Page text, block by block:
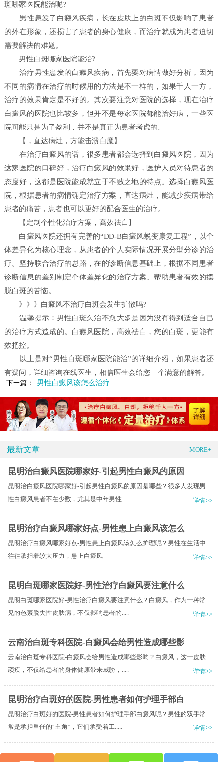
斑哪家医院能治呢?
男性患发了白癜风疾病，长在皮肤上的白斑不仅影响了患者
的外在形象，还损害了患者的身心健康，而治疗就成为患者迫切
需要解决的难题。
男性白斑哪家医院能治?
治疗男性患发的白癜风疾病，首先要对病情做好分析，因为
不同的病情在治疗的时候用的方法是不一样的，如果千人一方，
治疗的效果肯定是不好的。其次要注意对医院的选择，现在治疗
白癜风的医院也比较多，但并不是每家医院都能治好病，一些医
院可能只是为了盈利，并不是真正为患者考虑的。
【，直达病灶，方能击溃白魔】
在治疗白癜风的话，很多患者都会选择到白癜风医院，因为
这家医院的口碑好，治疗白癜风的效果好，医护人员对待患者的
态度好，这都是医院能成就立于不败之地的特点。选择白癜风医
院，根据患者的病情确定治疗方案，直达病灶，能减少疾病带给
患者的痛苦，患者也可以更好的配合医生的治疗。
【定制个性化治疗方案，高效祛白】
白癜风医院还拥有完善的“DD-B白癜风蜕变康复工程”，以个
体差异化为核心理念，从患者的个人实际情况开展分型分诊的治
疗。坚持联合治疗的思路，在的诊断信息基础上，根据不同患者
诊断信息的差别制定个体差异化的治疗方案。帮助患者有效的摆
脱白斑的苦恼。
》》》白癜风不治疗白斑会发生扩散吗?
温馨提示：男性白斑久治不愈大多是因为没有得到适合自己
的治疗方式造成的。白癜风医院，高效祛白，您的白斑，更能有
效把控。
以上是对“男性白斑哪家医院能治”的详细介绍，如果患者还
有疑问，详细咨询在线医生，相信医生会给您一个满意的解答。
下一篇： 男性白癜风该怎么治疗
最新文章 MORE+
昆明治白癜风医院哪家好-引起男性白癜风的原因
昆明治白癜风医院哪家好-引起男性白癜风的原因是哪些？很多人发现男
性白癜风患者不在少数，尤其是中年男性.....
详情>>
昆明治疗白癜风哪家好点-男性患上白癜风该怎么
昆明治疗白癜风哪家好点-男性患上白癜风该怎么护理呢？​男性在生活中
往往承担着较大压力，患上白癜风.....
详情>>
昆明白斑哪家医院好-男性治疗白癜风要注意什么
昆明白斑哪家医院好-男性治疗白癜风要注意什么？白癜风，作为一种常
见的色素脱失性皮肤病，不仅影响患者的.....
详情>>
云南治白斑专科医院-白癜风会给男性造成哪些影
云南治白斑专科医院-白癜风会给男性造成哪些影响？白癜风，这一皮肤
顽疾，不仅给患者的身体健康带来威胁，.....
详情>>
昆明治疗白斑好的医院-男性患者如何护理手部白
昆明治疗白斑好的医院-男性患者如何护理手部白癜风呢？男性的双手常
常是承担重任的“主角”，它们承受着工.....
详情>>